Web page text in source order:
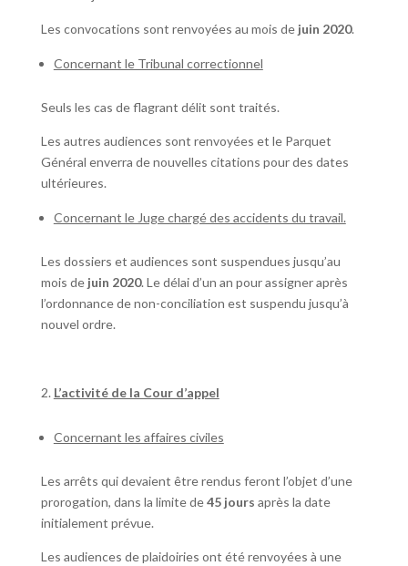
Les convocations sont renvoyées au mois de juin 2020.
Concernant le Tribunal correctionnel
Seuls les cas de flagrant délit sont traités.
Les autres audiences sont renvoyées et le Parquet
Général enverra de nouvelles citations pour des dates
ultérieures.
Concernant le Juge chargé des accidents du travail.
Les dossiers et audiences sont suspendues jusqu’au
mois de juin 2020. Le délai d’un an pour assigner après
l’ordonnance de non-conciliation est suspendu jusqu’à
nouvel ordre.
L’activité de la Cour d’appel
Concernant les affaires civiles
Les arrêts qui devaient être rendus feront l’objet d’une
prorogation, dans la limite de45 jours après la date
initialement prévue.
Les audiences de plaidoiries ont été renvoyées à une